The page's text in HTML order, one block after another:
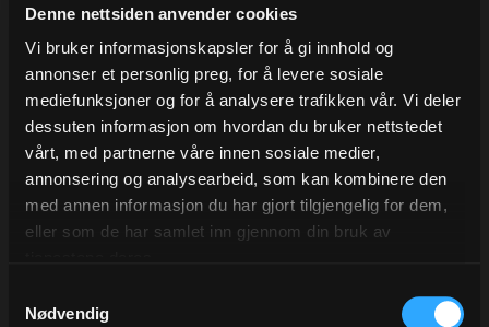
Denne nettsiden anvender cookies
Vi bruker informasjonskapsler for å gi innhold og
annonser et personlig preg, for å levere sosiale
mediefunksjoner og for å analysere trafikken vår. Vi deler
dessuten informasjon om hvordan du bruker nettstedet
vårt, med partnerne våre innen sosiale medier,
annonsering og analysearbeid, som kan kombinere den
med annen informasjon du har gjort tilgjengelig for dem,
eller som de har samlet inn gjennom din bruk av
Nødvendig
Legg i ønskeliste
Kvantumsrabatt!
På dette produktet har vi kvantumsrabatt! Legg inn antall i
forpakningsstørrelsen, så ser du enhetsprisen!
På lager
Forpakning
Pris/enh